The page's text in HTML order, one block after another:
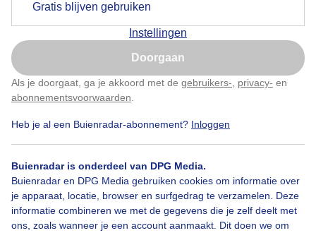
Gratis blijven gebruiken
Instellingen
Doorgaan
Als je doorgaat, ga je akkoord met de gebruikers- privacy- en
abonnementsvoorwaarden
Heb je al een Buienradar-abonnement? Inloggen
Buienradar is onderdeel van DPG Media.
Buienradar en DPG Media gebruiken cookies om informatie over
je apparaat, locatie, browser en surfgedrag te verzamelen. Deze
informatie combineren we met de gegevens die je zelf deelt met
ons, zoals wanneer je een account aanmaakt. Dit doen we om
Door: Bianca Meeuwissen Gemaakt: 17-12-2025, 234x bekeken
Reflectie Helder Winter
Bekijk slideshow
Nu niet, misschien later
Klik hierom dit aan te passen